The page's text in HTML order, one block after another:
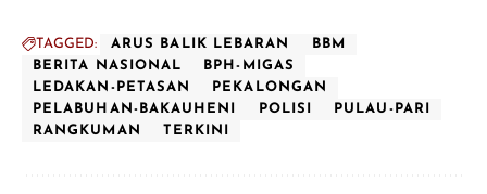
TAGGED: ARUS BALIK LEBARAN
BBM
BERITA NASIONAL
BPH-MIGAS
LEDAKAN-PETASAN
PEKALONGAN
PELABUHAN-BAKAUHENI
POLISI
PULAU-PARI
RANGKUMAN
TERKINI